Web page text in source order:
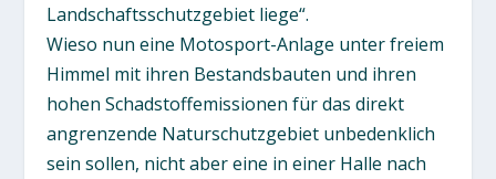
Landschaftsschutzgebiet liege“.
Wieso nun eine Motosport-Anlage unter freiem
Himmel mit ihren Bestandsbauten und ihren
hohen Schadstoffemissionen für das direkt
angrenzende Naturschutzgebiet unbedenklich
sein sollen, nicht aber eine in einer Halle nach